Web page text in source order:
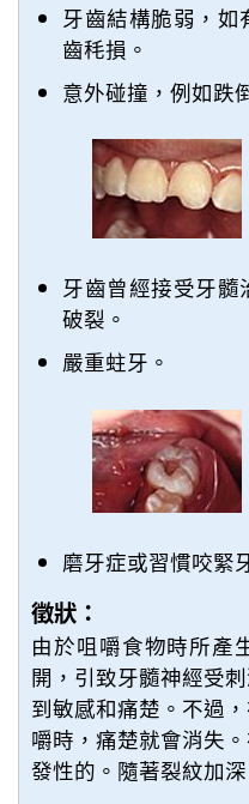
牙齒結構脆弱，
齒秏損。
意外碰撞，例如跌
牙齒曾經接受牙髓
破裂。
嚴重蛀牙。
磨牙症或習慣咬緊
徵狀：
由於咀嚼食物時所產
開，引致牙髓神經受
到敏感和痛楚。不過
嚼時，痛楚就會消失
發性的。隨著裂紋加